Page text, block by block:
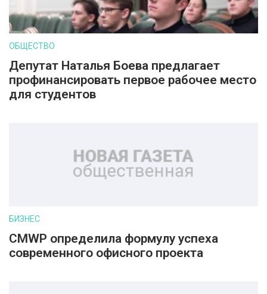
ОБЩЕСТВО
Депутат Наталья Боева предлагает
профинансировать первое рабочее место
для студентов
БИЗНЕС
CMWP определила формулу успеха
современного офисного проекта